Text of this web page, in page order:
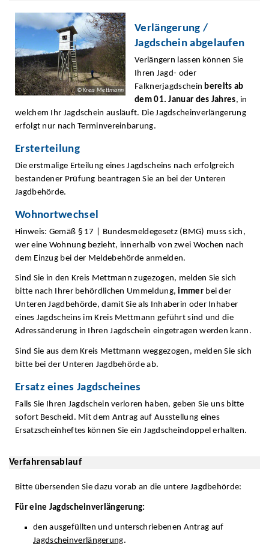
© Kreis Mettmann
Verlängerung /
Jagdschein abgelaufen
Verlängern lassen können Sie
Ihren Jagd- oder
Falknerjagdscheinbereits ab
dem 01. Januar des Jahres, in
welchem Ihr Jagdschein ausläuft. Die Jagdscheinverlängerung
erfolgt nur nach Terminvereinbarung.
Ersterteilung
Die erstmalige Erteilung eines Jagdscheins nach erfolgreich
bestandener Prüfung beantragen Sie an bei der Unteren
Jagdbehörde.
Wohnortwechsel
Hinweis: Gemäß § 17 | Bundesmeldegesetz (BMG) muss sich,
wer eine Wohnung bezieht, innerhalb von zwei Wochen nach
dem Einzug bei der Meldebehörde anmelden.
Sind Sie in den Kreis Mettmann zugezogen, melden Sie sich
bitte nach Ihrer behördlichen Ummeldung, immerbei der
Unteren Jagdbehörde, damit Sie als Inhaberin oder Inhaber
eines Jagdscheins im Kreis Mettmann geführt sind und die
Adressänderung in Ihren Jagdschein eingetragen werden kann.
Sind Sie aus dem Kreis Mettmann weggezogen, melden Sie sich
bitte bei der Unteren Jagdbehörde ab.
Ersatz eines Jagdscheines
Falls Sie Ihren Jagdschein verloren haben, geben Sie uns bitte
sofort Bescheid. Mit dem Antrag auf Ausstellung eines
Ersatzscheinheftes können Sie ein Jagdscheindoppel erhalten.
Verfahrensablauf
Bitte übersenden Sie dazu vorab an die untere Jagdbehörde:
Für eine Jagdscheinverlängerung:
den ausgefüllten und unterschriebenen Antrag auf
Jagdscheinverlängerung.